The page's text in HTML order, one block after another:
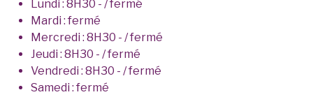
Lundi : 8H30 - / fermé
Mardi : fermé
Mercredi : 8H30 - / fermé
Jeudi : 8H30 - / fermé
Vendredi : 8H30 - / fermé
Samedi : fermé